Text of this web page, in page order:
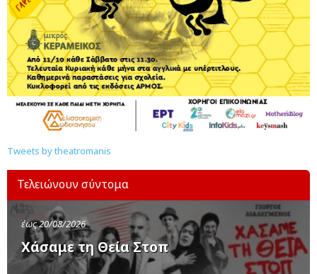
Tweets by theatromanis
Τελειώνουν σύντομα
έως 20/08/2026
Χάσαμε τη Θεία Στοπ